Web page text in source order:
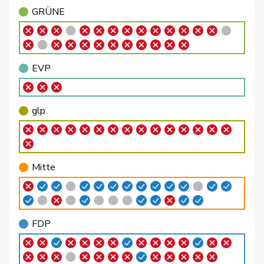
Giacometti
Anna FDP RL
GR
Glättli
Balthasar GRÜNE G
ZH
Hurni
Baptiste SP S
NE
Schaffner
Barbara glp GL
Steinemann
Barbara SVP V
ZH
Girod
Bastien GRÜNE G
ZH
Flach
Beat glp GL
AG
Walti
Beat FDP RL
ZH
Fischer
Benjamin SVP V
GRÜNE
EVP
glp
Mitte
FDP